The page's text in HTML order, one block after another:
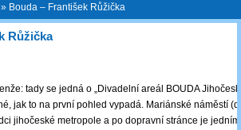
» Bouda ‒ František Růžička
Růžička
tady se jedná o „Divadelní areál BOUDA
jak to na první pohled vypadá. Mariánské náměstí
jihočeské metropole a po dopravní stránce je